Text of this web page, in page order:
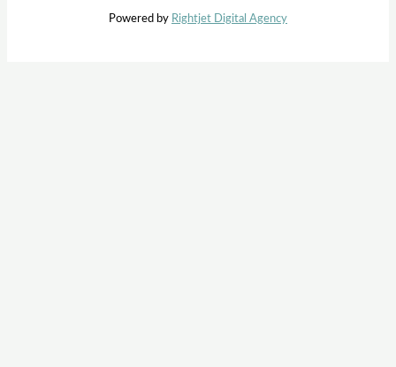
Powered by Rightjet Digital Agency